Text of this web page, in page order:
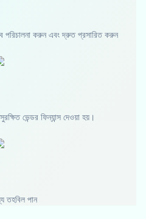
পরিচালনা করুন এবং দ্রুত প্রসারিত করুন
ভেন্ডর ফিন্যান্স দেওয়া হয়।
তহবিল পান